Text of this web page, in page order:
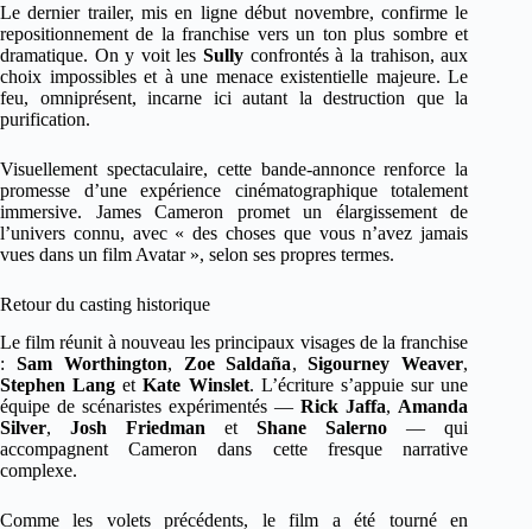
Le dernier trailer, mis en ligne début novembre, confirme le
repositionnement de la franchise vers un ton plus sombre et
dramatique. On y voit lesSully confrontés à la trahison, aux
choix impossibles et à une menace existentielle majeure. Le
feu, omniprésent, incarne ici autant la destruction que la
purification.
Visuellement spectaculaire, cette bande-annonce renforce la
promesse d’une expérience cinématographique totalement
immersive. James Cameron promet un élargissement de
l’univers connu, avec « des choses que vous n’avez jamais
vues dans un film Avatar », selon ses propres termes.
Retour du casting historique
Le film réunit à nouveau les principaux visages de la franchise
: Sam Worthington, Zoe Saldaña,Sigourney Weaver,
Stephen Lang etKate Winslet. L’écriture s’appuie sur une
équipe de scénaristes expérimentés —Rick Jaffa,Amanda
Silver,Josh Friedman etShane Salerno — qui
accompagnent Cameron dans cette fresque narrative
complexe.
Comme les volets précédents, le film a été tourné en